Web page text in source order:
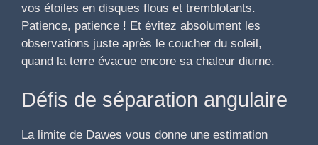
vos étoiles en disques flous et tremblotants.
Patience, patience ! Et évitez absolument les
observations juste après le coucher du soleil,
quand la terre évacue encore sa chaleur diurne.
Défis de séparation angulaire
La limite de Dawes vous donne une estimation